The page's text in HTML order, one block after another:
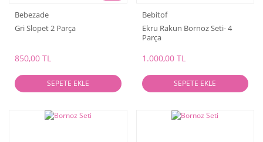
Bebezade
Gri Slopet 2 Parça
850,00 TL
SEPETE EKLE
Bebitof
Ekru Rakun Bornoz Seti- 4
Parça
1.000,00 TL
SEPETE EKLE